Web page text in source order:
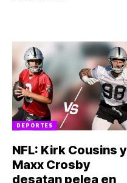
DEPORTES
NFL: Kirk Cousins y
Maxx Crosby
desatan pelea en